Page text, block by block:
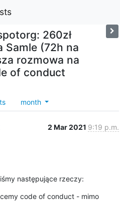
260zł
Samle (72h na
rozmowa na
of conduct
month
2 Mar 2021 9:19 p.m.
następujące rzeczy:
code of conduct - mimo